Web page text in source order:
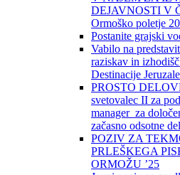
DEJAVNOSTI V
Ormoško poletje
Postanite grajski
Vabilo na
raziskav in
Destinacije
PROSTO
svetovalec II za
manager za
začasno odsotne
POZIV ZA
PRLEŠKEGA
ORMOŽU ’25